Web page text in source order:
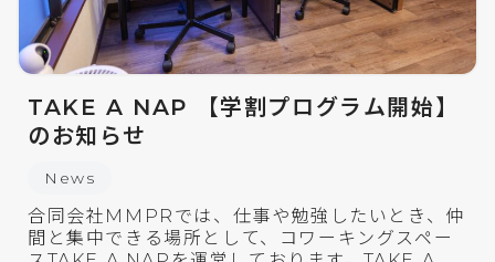
TAKE A NAP 【学割プログラム開始】
のお知らせ
News
合同会社MMPRでは、仕事や勉強したいとき、仲
間と集中できる場所として、コワーキングスペー